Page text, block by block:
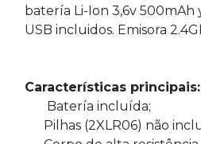
batería Li-Ion 3,6v 500mAh
USB incluidos. Emisora
Características principais:
Batería incluída;
Pilhas (2XLR06) não